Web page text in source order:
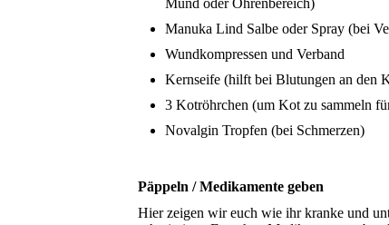
Manuka Lind Salbe oder Spray (bei
Wundkompressen und Verband
Kernseife (hilft bei Blutungen an den
3 Kotröhrchen (um Kot zu sammeln
Novalgin Tropfen (bei Schmerzen)
Päppeln / Medikamente geben
Hier zeigen wir euch wie ihr kranke und